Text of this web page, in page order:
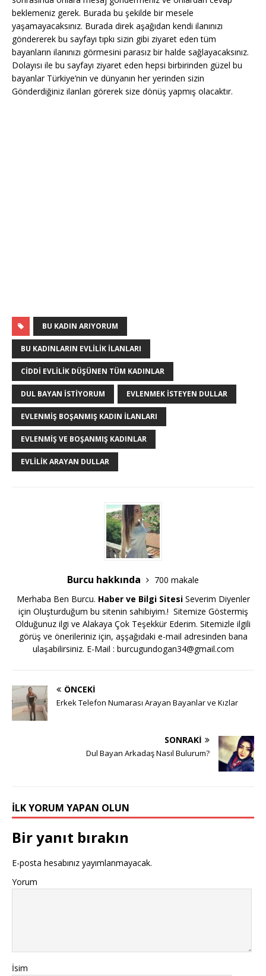
beklemeniz gerek. Burada bu şekilde bir mesele
yaşamayacaksınız. Burada direk aşağıdan kendi ilanınızı
göndererek bu sayfayı tıpkı sizin gibi ziyaret eden tüm
bayanların ilanınızı görmesini parasız bir halde sağlayacaksınız.
Dolayısı ile bu sayfayı ziyaret eden hepsi birbirinden güzel bu
bayanlar Türkiye’nin ve dünyanın her yerinden sizin
Gönderdiğiniz ilanları görerek size dönüş yapmış olacaktır.
BU KADIN ARIYORUM
BU KADINLARIN EVLILIK ILANLARI
CIDDI EVLILIK DÜŞÜNEN TÜM KADINLAR
DUL BAYAN ISTIYORUM EVLENMEK ISTEYEN DULLAR
EVLENMIŞ BOŞANMIŞ KADIN ILANLARI
EVLENMIŞ VE BOŞANMIŞ KADINLAR
EVLILIK ARAYAN DULLAR
Burcu hakkında
700 makale
Merhaba Ben Burcu. Haber ve Bilgi SitesiSeverim Diyenler
için Oluşturduğum bu sitenin sahibiyim.! Sitemize Göstermiş
Olduğunuz ilgi ve Alakaya Çok Teşekkür Ederim. Sitemizle ilgili
görüş ve önerileriniz için, aşşağıdaki e-mail adresinden bana
ulaşabilirsiniz. E-Mail : burcugundogan34@gmail.com
ÖNCEKI
Erkek Telefon Numarası Arayan Bayanlar ve Kızlar
SONRAKI
Dul Bayan Arkadaş Nasıl Bulurum?
İLK YORUM YAPAN OLUN
Bir yanıt bırakın
E-posta hesabınız yayımlanmayacak.
Yorum
İsim